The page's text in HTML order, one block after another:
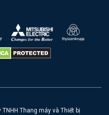
Thang máy và Thiết bị